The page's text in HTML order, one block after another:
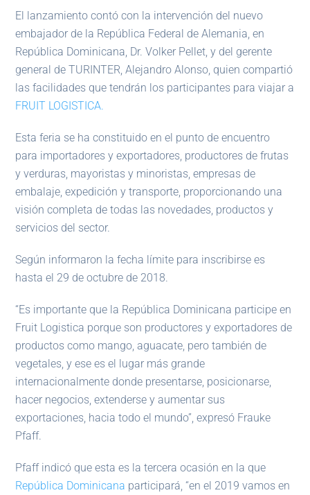
El lanzamiento contó con la intervención del nuevo
embajador de la República Federal de Alemania, en
República Dominicana, Dr. Volker Pellet, y del gerente
general de TURINTER, Alejandro Alonso, quien compartió
las facilidades que tendrán los participantes para viajar a
FRUIT LOGISTICA.
Esta feria se ha constituido en el punto de encuentro
para importadores y exportadores, productores de frutas
y verduras, mayoristas y minoristas, empresas de
embalaje, expedición y transporte, proporcionando una
visión completa de todas las novedades, productos y
servicios del sector.
Según informaron la fecha límite para inscribirse es
hasta el 29 de octubre de 2018.
“Es importante que la República Dominicana participe en
Fruit Logistica porque son productores y exportadores de
productos como mango, aguacate, pero también de
vegetales, y ese es el lugar más grande
internacionalmente donde presentarse, posicionarse,
hacer negocios, extenderse y aumentar sus
exportaciones, hacia todo el mundo”, expresó Frauke
Pfaff.
Pfaff indicó que esta es la tercera ocasión en la que
República Dominicana participará, “en el 2019 vamos en